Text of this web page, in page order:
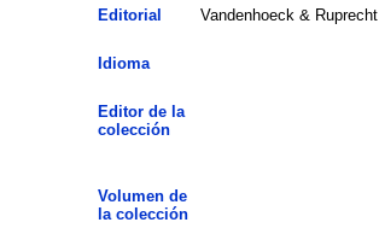
Editorial Vandenhoeck & Ruprecht
Idioma
Editor de la
colección
Volumen de
la colección